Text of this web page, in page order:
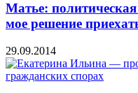
Матье:
мое решение
29.09.2014